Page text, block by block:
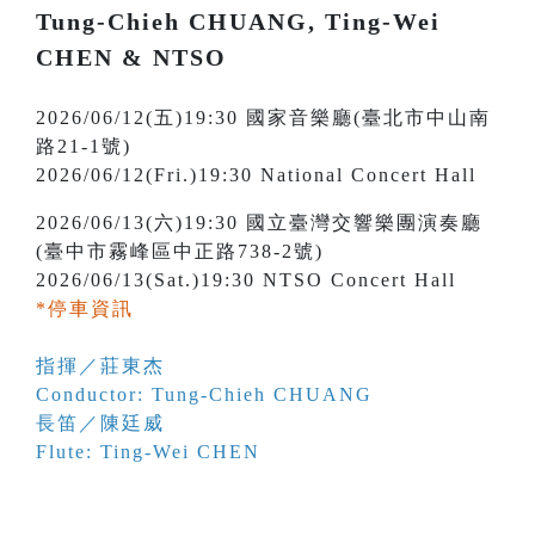
Tung-Chieh CHUANG, Ting-Wei
CHEN & NTSO
2026/06/12(五)19:30 國家音樂廳(臺北市中山南
路21-1號)
2026/06/12(Fri.)19:30 National Concert Hall
2026/06/13(六)19:30 國立臺灣交響樂團演奏廳
(臺中市霧峰區中正路738-2號)
2026/06/13(Sat.)19:30 NTSO Concert Hall
*停車資訊
指揮／莊東杰
Conductor: Tung-Chieh CHUANG
長笛／陳廷威
Flute: Ting-Wei CHEN